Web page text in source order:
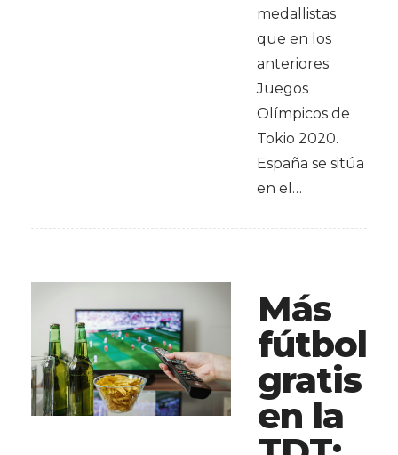
medallistas
que en los
anteriores
Juegos
Olímpicos de
Tokio 2020.
España se sitúa
en el…
Más
fútbol
gratis
en la